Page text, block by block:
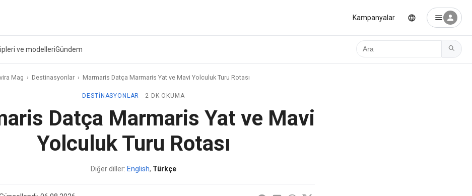
Kampanyalar
ve modelleriGündem
Ara
Mag › Destinasyonlar › Marmaris Datça Marmaris Yat ve Mavi Yolculuk Turu Rotası
DESTINASYONLAR 2 DK OKUMA
Datça Marmaris Yat ve Mavi
Yolculuk Turu Rotası
Diğer diller: English, Türkçe